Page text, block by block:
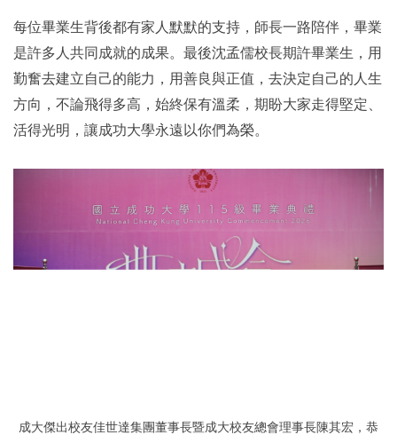
每位畢業生背後都有家人默默的支持，師長一路陪伴，畢業
是許多人共同成就的成果。最後沈孟儒校長期許畢業生，用
勤奮去建立自己的能力，用善良與正值，去決定自己的人生
方向，不論飛得多高，始終保有溫柔，期盼大家走得堅定、
活得光明，讓成功大學永遠以你們為榮。
成大傑出校友佳世達集團董事長暨成大校友總會理事長陳其宏，恭